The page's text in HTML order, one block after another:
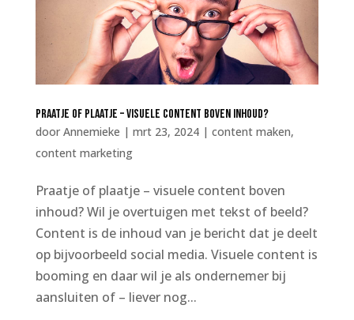
Praatje of plaatje – visuele content boven inhoud?
door Annemieke | mrt 23, 2024| content maken,
content marketing
Praatje of plaatje – visuele content boven
inhoud? Wil je overtuigen met tekst of beeld?
Content is de inhoud van je bericht dat je deelt
op bijvoorbeeld social media. Visuele content is
booming en daar wil je als ondernemer bij
aansluiten of – liever nog...